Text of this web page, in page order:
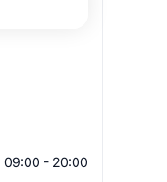
09:00 - 20:00